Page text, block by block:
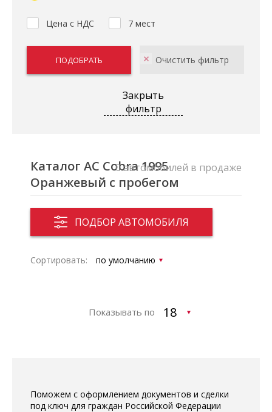
Цена с НДС 7 мест
Закрыть
фильтр
Каталог AC Cobra 1995
Оранжевый с пробегом
ПОДБОР АВТОМОБИЛЯ
0 автомобилей в продаже
Сортировать:
Показывать по
Поможем с оформлением документов и сделки
под ключ для граждан Российской Федерации